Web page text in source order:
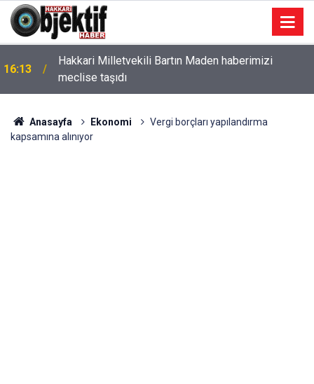
16:13
Hakkari Milletvekili Bartın Maden haberimizi
meclise taşıdı
Anasayfa Ekonomi
Vergi borçları yapılandırma
kapsamına alınıyor